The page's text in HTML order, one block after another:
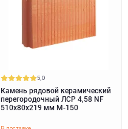
5,0
Камень рядовой керамический
перегородочный ЛСР 4,58 NF
510х80х219 мм M-150